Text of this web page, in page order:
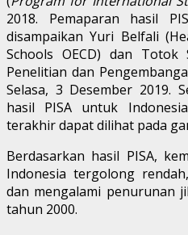
2018. Pemaparan hasil
disampaikan Yuri Belfali
Schools OECD) dan Totok
Penelitian dan
Selasa, 3 Desember 2019.
hasil PISA untuk
terakhir dapat dilihat pada
Berdasarkan hasil PISA,
Indonesia tergolong
dan mengalami penurunan
tahun 2000.